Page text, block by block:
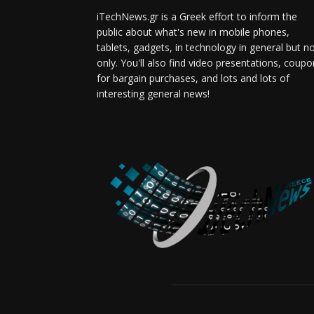
iTechNews.gr is a Greek effort to inform the
public about what's new in mobile phones,
tablets, gadgets, in technology in general but
only. You'll also find video presentations,
for bargain purchases, and lots and lots of
interesting general news!